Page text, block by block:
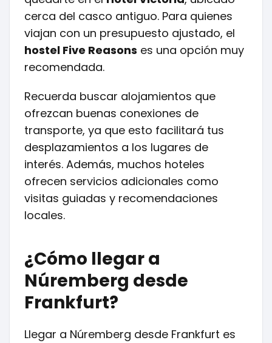
cerca del casco antiguo. Para quienes
viajan con un presupuesto ajustado, el
hostel Five Reasons es una opción muy
recomendada.
Recuerda buscar alojamientos que
ofrezcan buenas conexiones de
transporte, ya que esto facilitará tus
desplazamientos a los lugares de
interés. Además, muchos hoteles
ofrecen servicios adicionales como
visitas guiadas y recomendaciones
locales.
¿Cómo llegar a
Núremberg desde
Frankfurt?
Llegar a Núremberg desde Frankfurt es